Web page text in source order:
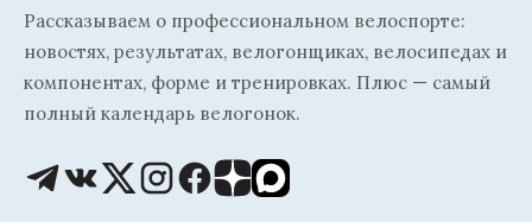
Рассказываем о профессиональном велоспорте:
новостях, результатах, велогонщиках, велосипедах и
компонентах, форме и тренировках. Плюс — самый
полный календарь велогонок.